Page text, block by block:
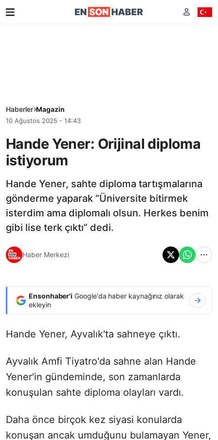
Haberler Magazin
10 Ağustos 2025 - 14:43
Hande Yener: Orijinal diploma
istiyorum
Hande Yener, sahte diploma tartışmalarına
gönderme yaparak “Üniversite bitirmek
isterdim ama diplomalı olsun. Herkes benim
gibi lise terk çıktı” dedi.
Haber Merkezi
Ensonhaber'i Google'da haber kaynağınız olarak
ekleyin
Hande Yener, Ayvalık'ta sahneye çıktı.
Ayvalık Amfi Tiyatro'da sahne alan Hande
Yener'in gündeminde, son zamanlarda
konuşulan sahte diploma olayları vardı.
Daha önce birçok kez siyasi konularda
konuşan ancak umduğunu bulamayan Yener,